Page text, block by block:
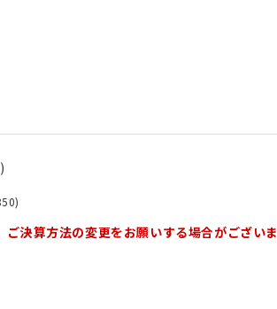
決算方法の変更をお願いする場合がございま